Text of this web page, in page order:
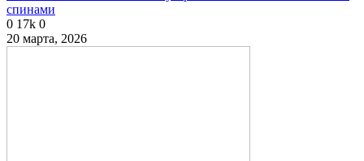
спинами
0 17k 0
20 марта, 2026